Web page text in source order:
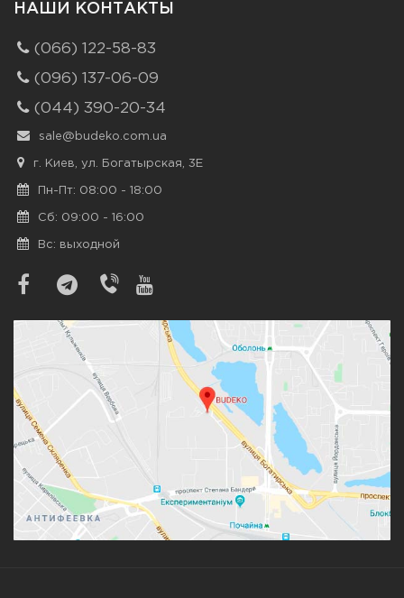
НАШИ КОНТАКТЫ
(066) 122-58-83
(096) 137-06-09
(044) 390-20-34
sale@budeko.com.ua
г. Киев, ул. Богатырская, 3Е
Пн-Пт: 08:00 - 18:00
Сб: 09:00 - 16:00
Вс: выходной